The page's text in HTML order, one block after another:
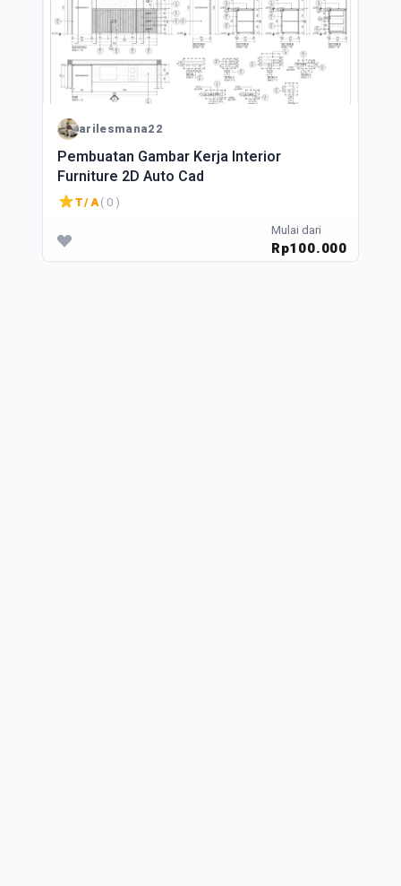
arilesmana22
Pembuatan Gambar Kerja Interior
Furniture 2D Auto Cad
T/A( 0 )
Mulai dari
Rp100.000